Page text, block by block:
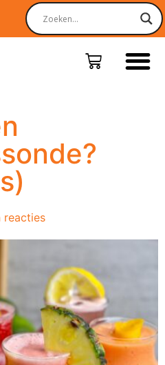
reacties